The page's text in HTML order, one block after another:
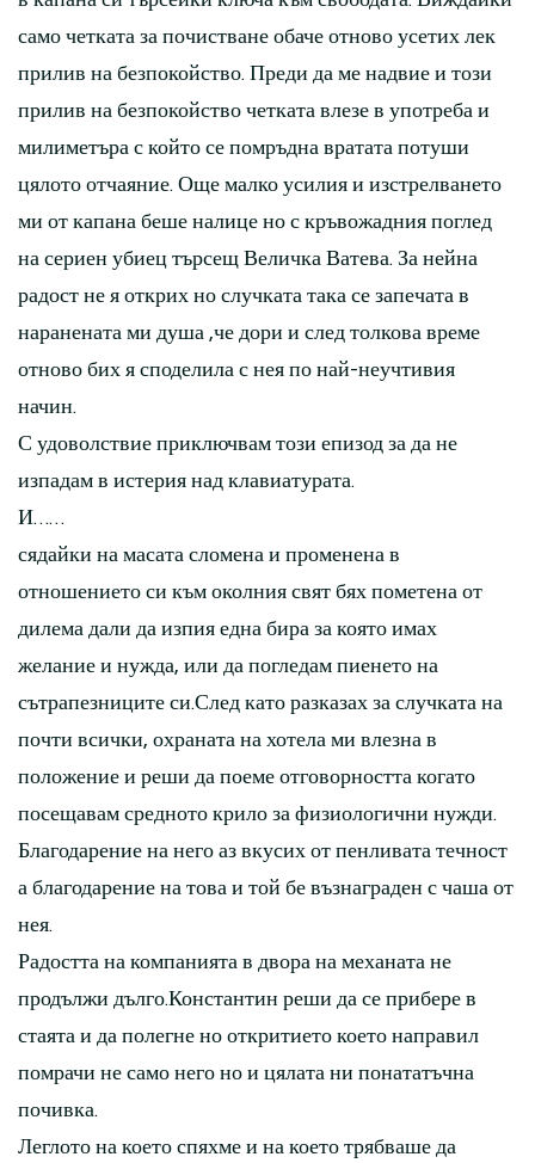
само четката за почистване обаче отново усетих лек
прилив на безпокойство. Преди да ме надвие и този
прилив на безпокойство четката влезе в употреба и
милиметъра с който се помръдна вратата потуши
цялото отчаяние. Още малко усилия и изстрелването
ми от капана беше налице но с кръвожадния поглед
на сериен убиец търсещ Величка Ватева. За нейна
радост не я открих но случката така се запечата в
наранената ми душа ,че дори и след толкова време
отново бих я споделила с нея по най-неучтивия
начин.
С удоволствие приключвам този епизод за да не
изпадам в истерия над клавиатурата.
И……
сядайки на масата сломена и променена в
отношението си към околния свят бях пометена от
дилема дали да изпия една бира за която имах
желание и нужда, или да погледам пиенето на
сътрапезниците си.След като разказах за случката на
почти всички, охраната на хотела ми влезна в
положение и реши да поеме отговорността когато
посещавам средното крило за физиологични нужди.
Благодарение на него аз вкусих от пенливата течност
а благодарение на това и той бе възнаграден с чаша от
нея.
Радостта на компанията в двора на механата не
продължи дълго.Константин реши да се прибере в
стаята и да полегне но откритието което направил
помрачи не само него но и цялата ни понататъчна
почивка.
Леглото на което спяхме и на което трябваше да